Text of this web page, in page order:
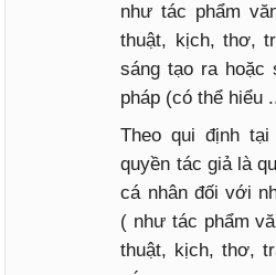
như tác phẩm
thuật, kịch, thơ,
sáng tạo ra hoặc
pháp (có thể hiểu
Theo qui định
quyền tác giả là
cá nhân đối với
( như tác phẩm
thuật, kịch, thơ,